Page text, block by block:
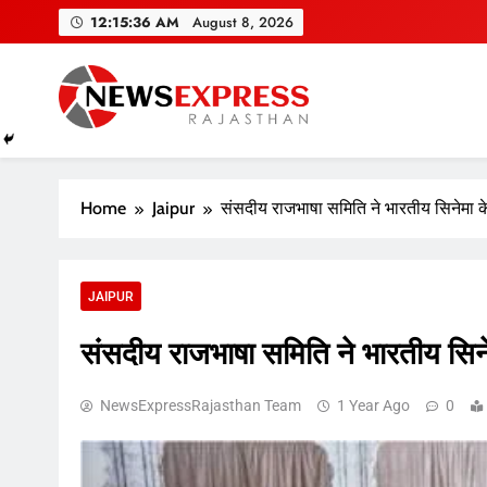
12:15:36 AM August 8, 2026
Home Jaipur संसदीय राजभाषा समिति ने भारतीय सिनेमा
JAIPUR
संसदीय राजभाषा समिति ने भारतीय
NewsExpressRajasthan Team 1 Year Ago 0